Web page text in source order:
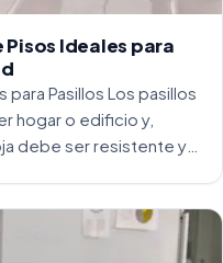
Ideales para
Pasillos Los pasillos
hogar o edificio y,
debe ser resistente y